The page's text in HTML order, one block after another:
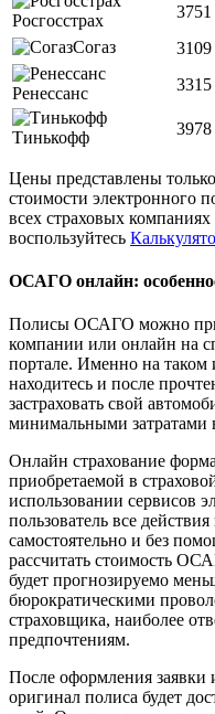
Росгосстрах 3751
Согаз
3109
Ренессанс 3315
Тинькофф 3978
Цены представлены
стоимости электронного
всех страховых компаниях
воспользуйтесь
ОСАГО онлайн:
Полисы ОСАГО можно
компании или онлайн на
портале. Именно на таком
находитесь и после
застраховать свой
минимальными затратами
Онлайн страхование
приобретаемой в
использовании сервисов
пользователь все
самостоятельно и без
рассчитать стоимость
будет прогнозируемо
бюрократическими
страховщика, наиболее
предпочтениям.
После оформления заявки
оригинал полиса будет